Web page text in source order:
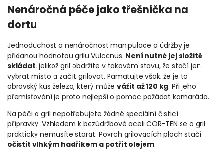
Nenáročná péče jako třešnička na
dortu
Jednoduchost a nenáročnost manipulace a údržby je
přidanou hodnotou grilu Vulcanus. Není nutné jej složitě
skládat, jelikož gril obdržíte v takovém stavu, že stačí jen
vybrat místo a začít grilovat. Pamatujte však, že je to
obrovský kus železa, který může vážit až 120 kg. Při jeho
přemisťování je proto nejlepší o pomoc požádat kamaráda.
Na péči o gril nepotřebujete žádné speciální čisticí
přípravky. Vzhledem k bezúdržbové oceli COR-TEN se o gril
prakticky nemusíte starat. Povrch grilovacích ploch stačí
očistit vlhkým hadříkem a potřít olejem.